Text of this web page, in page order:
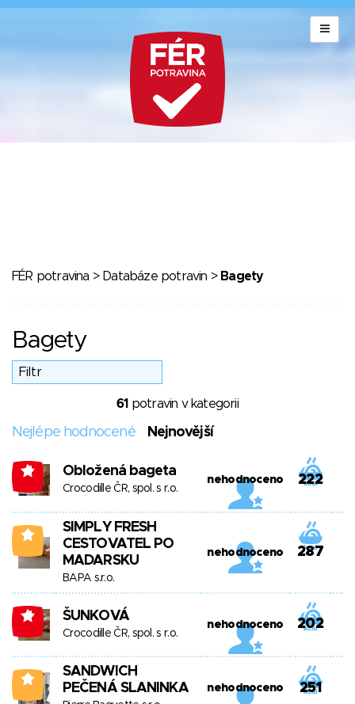
FÉR potravina > Databáze potravin > Bagety
Bagety
61 potravin v kategorii
Nejlépe hodnocené Nejnovější
-4 Obložená bageta
Crocodille ČR, spol. s r.o.
nehodnoceno 222
0
SIMPLY FRESH
CESTOVATEL PO
MADARSKU
BAPA s.r.o.
nehodnoceno 287
-4 ŠUNKOVÁ
Crocodille ČR, spol. s r.o.
nehodnoceno 202
0
SANDWICH
PEČENÁ SLANINKA
nehodnoceno 251